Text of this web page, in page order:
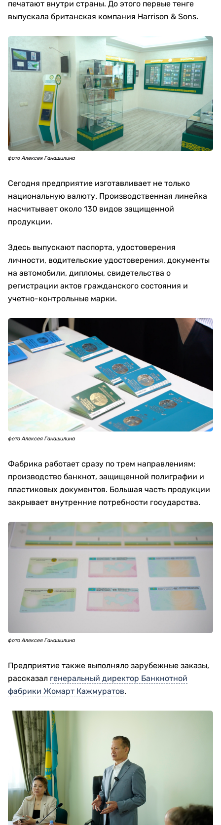
печатают внутри страны. До этого первые тенге
выпускала британская компания Harrison & Sons.
фото Алексея Ганашилина
Сегодня предприятие изготавливает не только
национальную валюту. Производственная линейка
насчитывает около 130 видов защищенной
продукции.
Здесь выпускают паспорта, удостоверения
личности, водительские удостоверения, документы
на автомобили, дипломы, свидетельства о
регистрации актов гражданского состояния и
учетно-контрольные марки.
фото Алексея Ганашилина
Фабрика работает сразу по трем направлениям:
производство банкнот, защищенной полиграфии и
пластиковых документов. Большая часть продукции
закрывает внутренние потребности государства.
фото Алексея Ганашилина
Предприятие также выполняло зарубежные заказы,
рассказал генеральный директор Банкнотной
фабрики Жомарт Кажмуратов.